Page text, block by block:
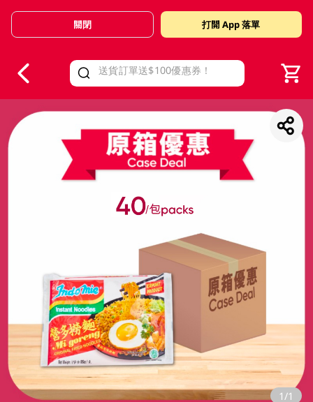
Valid Until 30 June 2026
關閉 打開 App 落單
1/1